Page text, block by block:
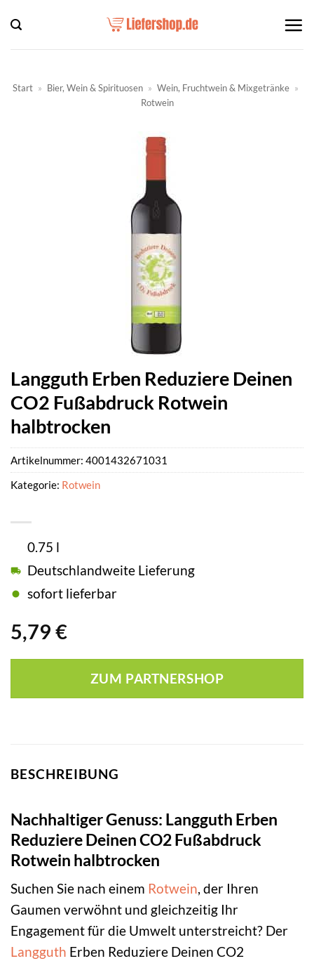
Inhalt
springen
Start » Bier, Wein & Spirituosen » Wein, Fruchtwein & Mixgetränke »
Rotwein
Langguth Erben Reduziere Deinen
CO2 Fußabdruck Rotwein
halbtrocken
5,79 €
0.75 l
Deutschlandweite Lieferung
sofort lieferbar
ZUM PARTNERSHOP
Artikelnummer: 4001432671031
Kategorie: Rotwein
BESCHREIBUNG
Nachhaltiger Genuss: Langguth Erben
Reduziere Deinen CO2 Fußabdruck
Rotwein halbtrocken
Suchen Sie nach einem Rotwein, der Ihren
Gaumen verwöhnt und gleichzeitig Ihr
Engagement für die Umwelt unterstreicht? Der
Langguth Erben Reduziere Deinen CO2